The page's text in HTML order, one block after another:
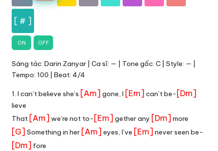
[ # ]
ON OFF
Sáng tác: Darin Zanyar | Ca sĩ: — | Tone gốc: C | Style: — |
Tempo: 100 | Beat: 4/4
1. I can’t believe she’s [Am] gone, I [Em] can’t be- [Dm]
lieve
That [Am] we’re not to- [Em] gether any [Dm] more
[G] Something in her [Am] eyes, I’ve [Em] never seen be-
[Dm] fore